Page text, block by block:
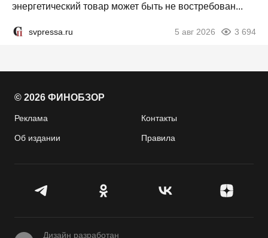
энергетический товар может быть не востребован...
svpressa.ru 5 авг 2026 3 694
© 2026 ФИНОБЗОР
Реклама Контакты
Об издании Правила